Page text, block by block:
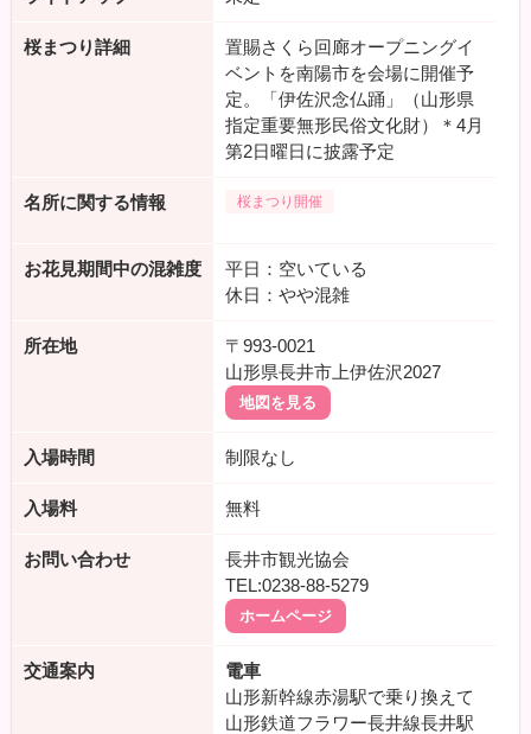
桜まつり詳細
置賜さくら回廊オープニングイ
ベントを南陽市を会場に開催予
定。「伊佐沢念仏踊」（山形県
指定重要無形民俗文化財）＊4月
第2日曜日に披露予定
名所に関する情報 桜まつり開催
お花見期間中の混雑度
平日：空いている
休日：やや混雑
所在地
〒993-0021
山形県長井市上伊佐沢2027
地図を見る
入場時間 制限なし
入場料 無料
お問い合わせ
長井市観光協会
TEL:0238-88-5279
ホームページ
交通案内
電車
山形新幹線赤湯駅で乗り換えて
山形鉄道フラワー長井線長井駅